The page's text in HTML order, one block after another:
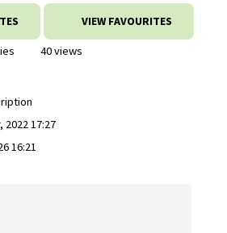
VIEW FAVOURITES
40 views
2022 17:27
16:21